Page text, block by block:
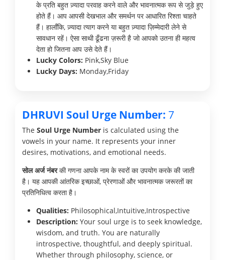
के प्रति बहुत ज़्यादा परवाह करने वाले और भावनात्मक रूप से जुड़े हुए
होते हैं। आप आपसी देखभाल और समर्थन पर आधारित रिश्ता चाहते
हैं। हालाँकि, ज़्यादा त्याग करने या बहुत ज़्यादा ज़िम्मेदारी लेने से
सावधान रहें। ऐसा साथी ढूँढना ज़रूरी है जो आपको उतना ही महत्व
देता हो जितना आप उसे देते हैं।
Lucky Colors: Pink,Sky Blue
Lucky Days: Monday,Friday
DHRUVI Soul Urge Number: 7
The Soul Urge Number is calculated using the
vowels in your name. It represents your inner
desires, motivations, and emotional needs.
सोल अर्ज नंबरकी गणना आपके नाम के स्वरों का उपयोग करके की जाती
है। यह आपकी आंतरिक इच्छाओं, प्रेरणाओं और भावनात्मक जरूरतों का
प्रतिनिधित्व करता है।
Qualities: Philosophical,Intuitive,Introspective
Description: Your soul urge is to seek knowledge,
wisdom, and truth. You are naturally
introspective, thoughtful, and deeply spiritual.
Whether through philosophy, science, or